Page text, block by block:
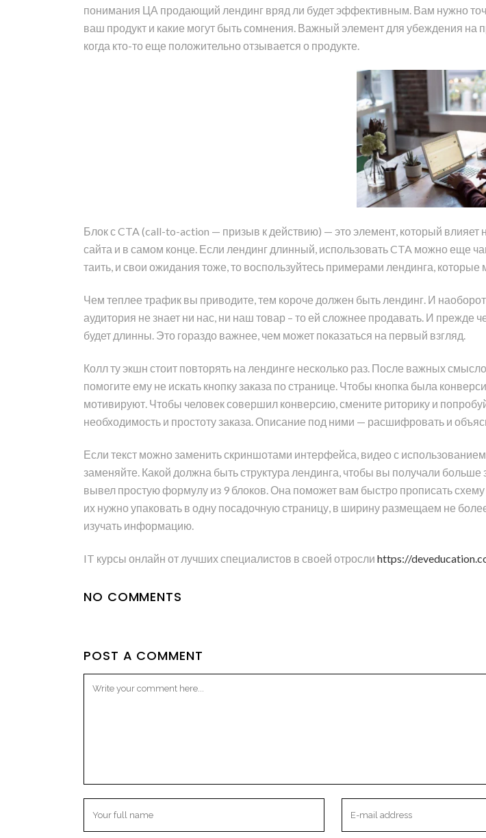
понимания ЦА продающий лендинг вряд ли будет эффективным. Вам нужно
ваш продукт и какие могут быть сомнения. Важный элемент для убеждения
когда кто-то еще положительно отзывается о продукте.
Блок с CTA (call-to-action — призыв к действию) — это элемент, который
сайта и в самом конце. Если лендинг длинный, использовать CTA можно еще
таить, и свои ожидания тоже, то воспользуйтесь примерами лендинга,
Чем теплее трафик вы приводите, тем короче должен быть лендинг. И
аудитория не знает ни нас, ни наш товар – то ей сложнее продавать. И прежде
будет длинны. Это гораздо важнее, чем может показаться на первый взгляд.
Колл ту экшн стоит повторять на лендинге несколько раз. После важных
помогите ему не искать кнопку заказа по странице. Чтобы кнопка была
мотивируют. Чтобы человек совершил конверсию, смените риторику и
необходимость и простоту заказа. Описание под ними — расшифровать и
Если текст можно заменить скриншотами интерфейса, видео с
заменяйте. Какой должна быть структура лендинга, чтобы вы получали
вывел простую формулу из 9 блоков. Она поможет вам быстро прописать
их нужно упаковать в одну посадочную страницу, в ширину размещаем не
изучать информацию.
IT курсы онлайн от лучших специалистов в своей отросли https://
NO COMMENTS
POST A COMMENT